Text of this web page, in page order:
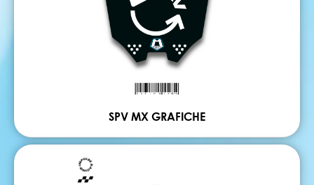
SPV MX GRAFICHE